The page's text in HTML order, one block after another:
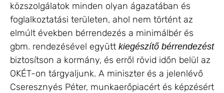
közszolgálatok minden olyan ágazatában és
foglalkoztatási területen, ahol nem történt az
elmúlt években bérrendezés a minimálbér és
gbm. rendezésével együtt kiegészítő bérrendezést
biztosítson a kormány, és erről rövid időn belül az
OKÉT-on tárgyaljunk. A miniszter és a jelenlévő
Cseresznyés Péter, munkaerőpiacért és képzésért